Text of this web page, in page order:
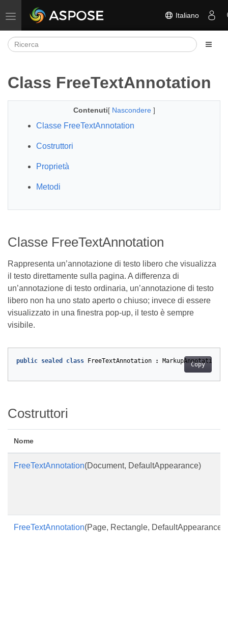
Attiva/disattiva la navigazione Italiano
Class FreeTextAnnotation
Contenuti[ Nascondere ]
Classe FreeTextAnnotation
Costruttori
Proprietà
Metodi
Classe FreeTextAnnotation
Rappresenta un’annotazione di testo libero che visualizza
il testo direttamente sulla pagina. A differenza di
un’annotazione di testo ordinaria, un’annotazione di testo
libero non ha uno stato aperto o chiuso; invece di essere
visualizzato in una finestra pop-up, il testo è sempre
visibile.
Copy
public sealed class FreeTextAnnotation : MarkupAnnotation
Costruttori
Nome
FreeTextAnnotation(Document, DefaultAppearance)
FreeTextAnnotation(Page, Rectangle, DefaultAppearance)